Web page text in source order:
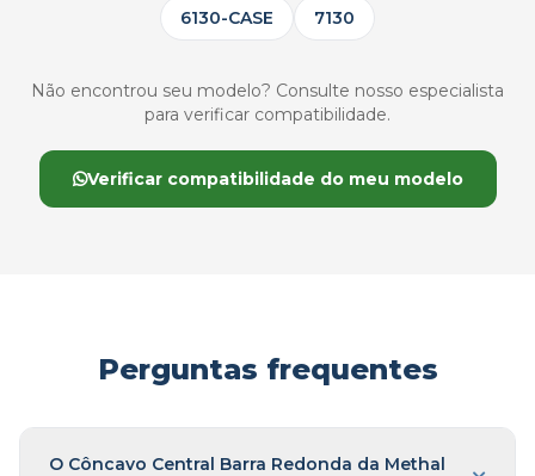
6130-CASE 7130
Não encontrou seu modelo? Consulte nosso especialista
para verificar compatibilidade.
Verificar compatibilidade do meu modelo
Perguntas frequentes
O Côncavo Central Barra Redonda da Methal